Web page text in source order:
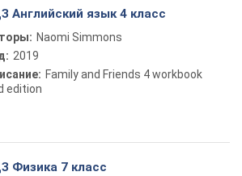
Английский язык 4 класс
Naomi Simmons
2019
Family and Friends 4 workbook
edition
Физика 7 класс